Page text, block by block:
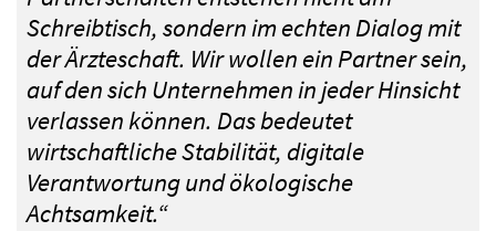
Schreibtisch, sondern im echten Dialog mit
der Ärzteschaft. Wir wollen ein Partner sein,
auf den sich Unternehmen in jeder Hinsicht
verlassen können. Das bedeutet
wirtschaftliche Stabilität, digitale
Verantwortung und ökologische
Achtsamkeit.“